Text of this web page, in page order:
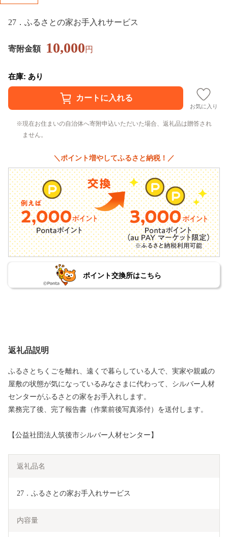
27．ふるさとの家お手入れサービス
寄附金額 10,000円
在庫: あり
お気に入り
現在お住まいの自治体へ寄附申込いただいた場合、返礼品は贈答され
ません。
＼ポイント増やしてふるさと納税！／
ポイント交換所はこちら
返礼品説明
ふるさとちくごを離れ、遠くで暮らしている人で、実家や親戚の
屋敷の状態が気になっているみなさまに代わって、シルバー人材
センターがふるさとの家をお手入れします。
業務完了後、完了報告書（作業前後写真添付）を送付します。
【公益社団法人筑後市シルバー人材センター】
返礼品名
27．ふるさとの家お手入れサービス
内容量